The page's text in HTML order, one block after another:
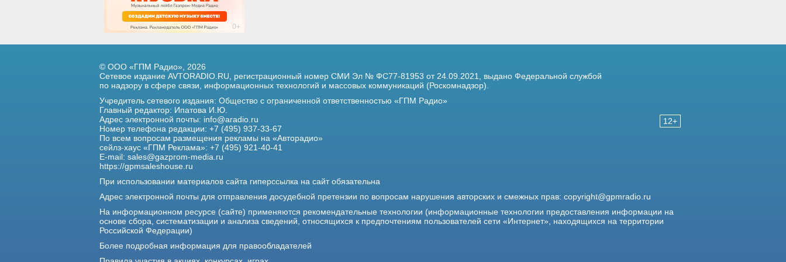
12+
© ООО «ГПМ Радио», 2026
Сетевое издание AVTORADIO.RU, регистрационный номер СМИ Эл № ФС77-81953 от 24.09.2021,
выдано Федеральной службой
по надзору в сфере связи,
информационных технологий и массовых коммуникаций (Роскомнадзор).
Учредитель сетевого издания: Общество с ограниченной ответственностью «ГПМ Радио»
Главный редактор: Ипатова И.Ю.
Адрес электронной почты: info@aradio.ru
Номер телефона редакции: +7 (495) 937-33-67
По всем вопросам размещения рекламы на «Авторадио»
сейлз-хаус «ГПМ Реклама»: +7 (495) 921-40-41
E-mail: sales@gazprom-media.ru
https://gpmsaleshouse.ru
При использовании материалов сайта гиперссылка на сайт обязательна
Адрес электронной почты для отправления досудебной претензии по вопросам нарушения авторских и смежных прав: copyright@gpmradio.ru
На информационном ресурсе (сайте) применяются рекомендательные технологии (информационные технологии предоставления информации на
основе сбора, систематизации и анализа сведений, относящихся к предпочтениям пользователей сети «Интернет», находящихся на территории
Российской Федерации)
Более подробная информация для правообладателей